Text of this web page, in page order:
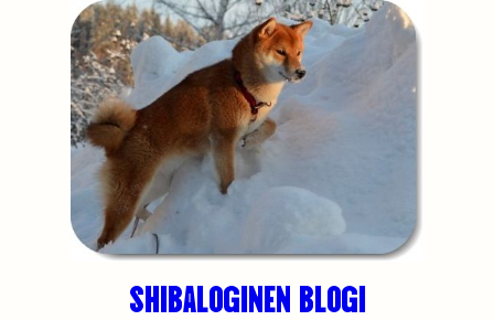
SHIBALOGINEN BLOGI